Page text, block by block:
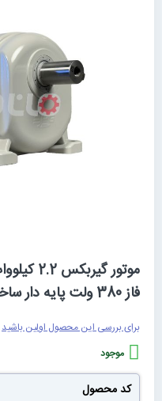
رفتن
به
ابتدای
تصاویر
فاز 380 ولت پایه دار ساخت SPG کره جنوبی
برای بررسی این محصول اولین باشید
موجود
کد محصول